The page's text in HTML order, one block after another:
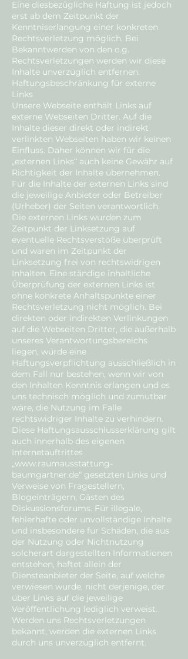
Eine diesbezügliche Haftung ist jedoch
erst ab dem Zeitpunkt der
Kenntniserlangung einer konkreten
Rechtsverletzung möglich. Bei
Bekanntwerden von den o.g.
Rechtsverletzungen werden wir diese
Inhalte unverzüglich entfernen.
Haftungsbeschränkung für externe
Links
Unsere Webseite enthält Links auf
externe Webseiten Dritter. Auf die
Inhalte dieser direkt oder indirekt
verlinkten Webseiten haben wir keinen
Einfluss. Daher können wir für die
„externen Links“ auch keine Gewähr auf
Richtigkeit der Inhalte übernehmen.
Für die Inhalte der externen Links sind
die jeweilige Anbieter oder Betreiber
(Urheber) der Seiten verantwortlich.
Die externen Links wurden zum
Zeitpunkt der Linksetzung auf
eventuelle Rechtsverstöße überprüft
und waren im Zeitpunkt der
Linksetzung frei von rechtswidrigen
Inhalten. Eine ständige inhaltliche
Überprüfung der externen Links ist
ohne konkrete Anhaltspunkte einer
Rechtsverletzung nicht möglich. Bei
direkten oder indirekten Verlinkungen
auf die Webseiten Dritter, die außerhalb
unseres Verantwortungsbereichs
liegen, würde eine
Haftungsverpflichtung ausschließlich in
dem Fall nur bestehen, wenn wir von
den Inhalten Kenntnis erlangen und es
uns technisch möglich und zumutbar
wäre, die Nutzung im Falle
rechtswidriger Inhalte zu verhindern.
Diese Haftungsausschlusserklärung gilt
auch innerhalb des eigenen
Internetauftrittes
„www.raumausstattung-
baumgartner.de“ gesetzten Links und
Verweise von Fragestellern,
Blogeinträgern, Gästen des
Diskussionsforums. Für illegale,
fehlerhafte oder unvollständige Inhalte
und insbesondere für Schäden, die aus
der Nutzung oder Nichtnutzung
solcherart dargestellten Informationen
entstehen, haftet allein der
Diensteanbieter der Seite, auf welche
verwiesen wurde, nicht derjenige, der
über Links auf die jeweilige
Veröffentlichung lediglich verweist.
Werden uns Rechtsverletzungen
bekannt, werden die externen Links
durch uns unverzüglich entfernt.